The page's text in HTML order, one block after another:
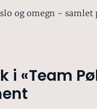
og omegn - samlet
i «Team